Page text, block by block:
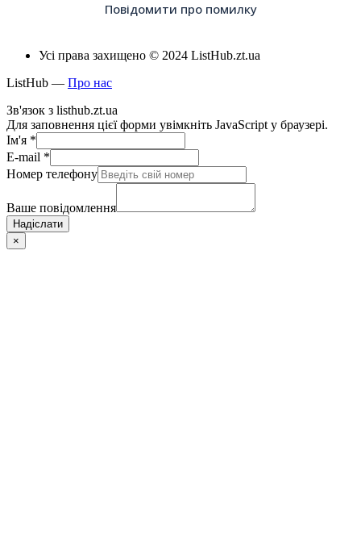
Повідомити про помилку
Усі права захищено © 2024 ListHub.zt.ua
ListHub — Про нас
Зв'язок з listhub.zt.ua
Для заповнення цієї форми увімкніть JavaScript у браузері.
Ім'я *
E-mail *
Номер телефону
Ваше повідомлення
Надіслати
×